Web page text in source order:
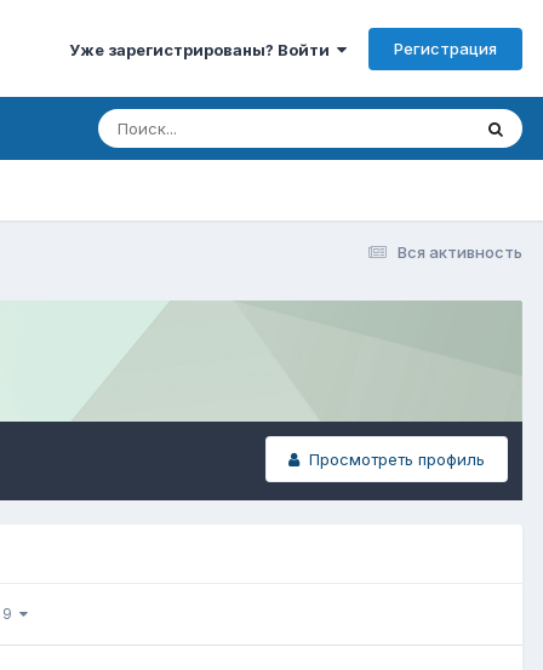
Уже зарегистрированы? Войти Регистрация
Вся активность
Просмотреть профиль